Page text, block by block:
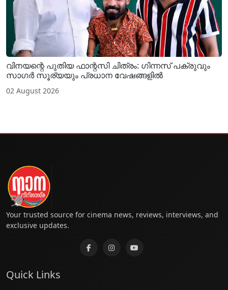
വിനയന്റെ പുതിയ ഫാന്റസി ചിത്രം: ഗിന്നസ് പക്രുവും
സാഗർ സൂര്യയും പ്രധാന വേഷങ്ങളിൽ
02 August 2026
Your trusted source for cinema news, reviews, interviews, and
exclusive updates.
Quick Links